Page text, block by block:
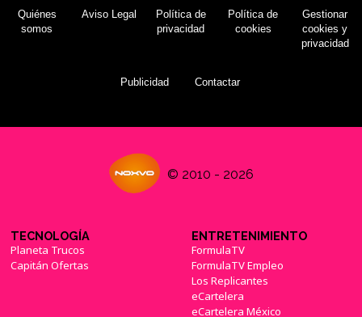
Quiénes
somos
Aviso Legal
Política de
privacidad
Política de
cookies
Gestionar
cookies y
privacidad
Publicidad Contactar
© 2010 - 2026
TECNOLOGÍA
Planeta Trucos
Capitán Ofertas
ENTRETENIMIENTO
FormulaTV
FormulaTV Empleo
Los Replicantes
eCartelera
eCartelera México